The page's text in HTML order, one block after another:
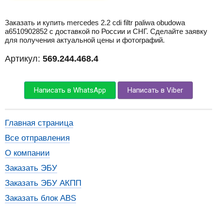
Заказать и купить mercedes 2.2 cdi filtr paliwa obudowa
a6510902852 с доставкой по России и СНГ. Сделайте заявку
для получения актуальной цены и фотографий.
Артикул: 569.244.468.4
Написать в WhatsApp Написать в Viber
Главная страница
Все отправления
О компании
Заказать ЭБУ
Заказать ЭБУ АКПП
Заказать блок ABS